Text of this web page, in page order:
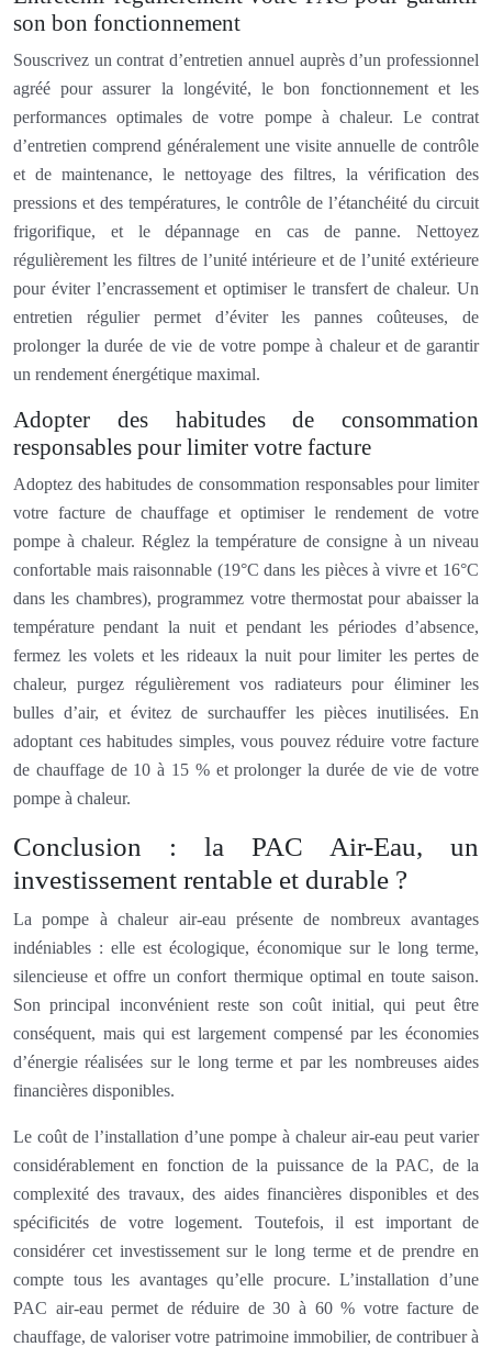
son bon fonctionnement
Souscrivez un contrat d’entretien annuel auprès d’un professionnel
agréé pour assurer la longévité, le bon fonctionnement et les
performances optimales de votre pompe à chaleur. Le contrat
d’entretien comprend généralement une visite annuelle de contrôle
et de maintenance, le nettoyage des filtres, la vérification des
pressions et des températures, le contrôle de l’étanchéité du circuit
frigorifique, et le dépannage en cas de panne. Nettoyez
régulièrement les filtres de l’unité intérieure et de l’unité extérieure
pour éviter l’encrassement et optimiser le transfert de chaleur. Un
entretien régulier permet d’éviter les pannes coûteuses, de
prolonger la durée de vie de votre pompe à chaleur et de garantir
un rendement énergétique maximal.
Adopter des habitudes de consommation
responsables pour limiter votre facture
Adoptez des habitudes de consommation responsables pour limiter
votre facture de chauffage et optimiser le rendement de votre
pompe à chaleur. Réglez la température de consigne à un niveau
confortable mais raisonnable (19°C dans les pièces à vivre et 16°C
dans les chambres), programmez votre thermostat pour abaisser la
température pendant la nuit et pendant les périodes d’absence,
fermez les volets et les rideaux la nuit pour limiter les pertes de
chaleur, purgez régulièrement vos radiateurs pour éliminer les
bulles d’air, et évitez de surchauffer les pièces inutilisées. En
adoptant ces habitudes simples, vous pouvez réduire votre facture
de chauffage de 10 à 15 % et prolonger la durée de vie de votre
pompe à chaleur.
Conclusion : la PAC Air-Eau, un
investissement rentable et durable ?
La pompe à chaleur air-eau présente de nombreux avantages
indéniables : elle est écologique, économique sur le long terme,
silencieuse et offre un confort thermique optimal en toute saison.
Son principal inconvénient reste son coût initial, qui peut être
conséquent, mais qui est largement compensé par les économies
d’énergie réalisées sur le long terme et par les nombreuses aides
financières disponibles.
Le coût de l’installation d’une pompe à chaleur air-eau peut varier
considérablement en fonction de la puissance de la PAC, de la
complexité des travaux, des aides financières disponibles et des
spécificités de votre logement. Toutefois, il est important de
considérer cet investissement sur le long terme et de prendre en
compte tous les avantages qu’elle procure. L’installation d’une
PAC air-eau permet de réduire de 30 à 60 % votre facture de
chauffage, de valoriser votre patrimoine immobilier, de contribuer à